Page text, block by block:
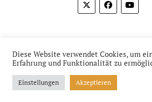
Mission News Themeby Compete
Diese Website verwendet Cookies, um
Erfahrung und Funktionalität zu
Einstellungen Akzeptieren